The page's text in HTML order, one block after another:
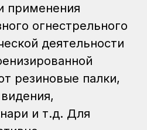
применения
огнестрельного
деятельности
резиновые палки,
и т.д. Для